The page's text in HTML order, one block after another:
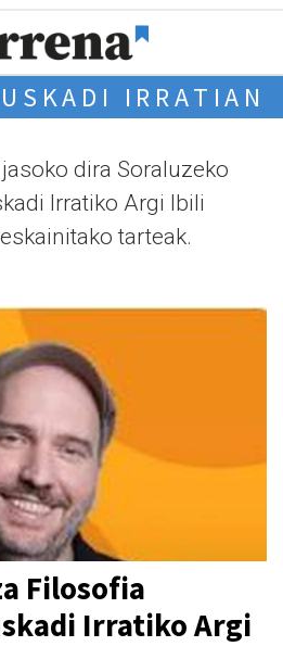
IRRATIAN
dira Soraluzeko
Irratiko Argi Ibili
tarteak.
Filosofia
Irratiko Argi